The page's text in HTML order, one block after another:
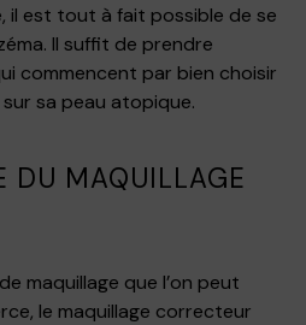
il est tout à fait possible de se
Il suffit de prendre
commencent par bien choisir
sa peau atopique.
DU MAQUILLAGE
maquillage que l’on peut
le maquillage correcteur